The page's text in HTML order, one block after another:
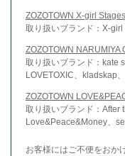
ZOZOTOWN X-girl
取り扱いブランド：X-
ZOZOTOWN NARUMIYA
取り扱いブランド：kate
LOVETOXIC、kladskap
ZOZOTOWN
取り扱いブランド：After
Love&Peace&Money、
お客様にはご不便をおか